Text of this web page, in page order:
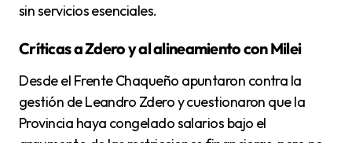
sin servicios esenciales.
Críticas a Zdero y al alineamiento con Milei
Desde el Frente Chaqueño apuntaron contra la
gestión de Leandro Zdero y cuestionaron que la
Provincia haya congelado salarios bajo el